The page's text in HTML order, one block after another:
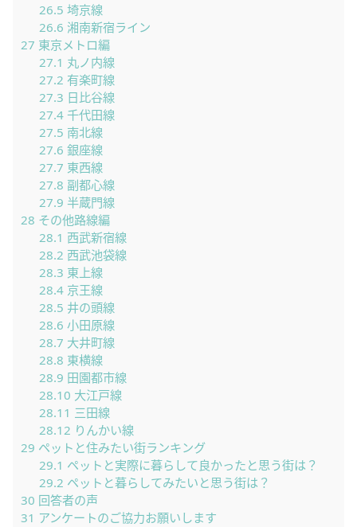
26.5 埼京線
26.6 湘南新宿ライン
27 東京メトロ編
27.1 丸ノ内線
27.2 有楽町線
27.3 日比谷線
27.4千代田線
27.5 南北線
27.6 銀座線
27.7 東西線
27.8 副都心線
27.9 半蔵門線
28 その他路線編
28.1 西武新宿線
28.2 西武池袋線
28.3 東上線
28.4京王線
28.5 井の頭線
28.6 小田原線
28.7 大井町線
28.8 東横線
28.9 田園都市線
28.10 大江戸線
28.11 三田線
28.12 りんかい線
29 ペットと住みたい街ランキング
29.1 ペットと実際に暮らして良かったと思う街は？
29.2 ペットと暮らしてみたいと思う街は？
30 回答者の声
31 アンケートのご協力お願いします